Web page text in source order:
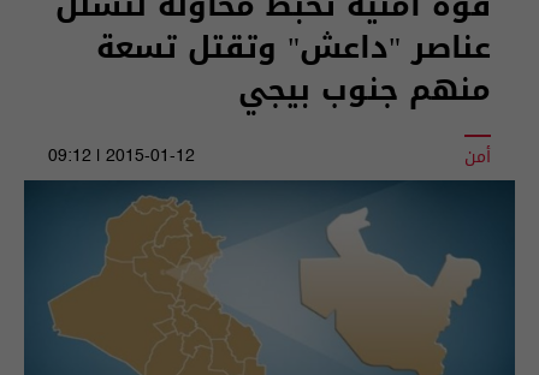
عناصر "داعش" وتقتل تسعة
منهم جنوب بيجي
أمن 2015-01-12 | 09:12